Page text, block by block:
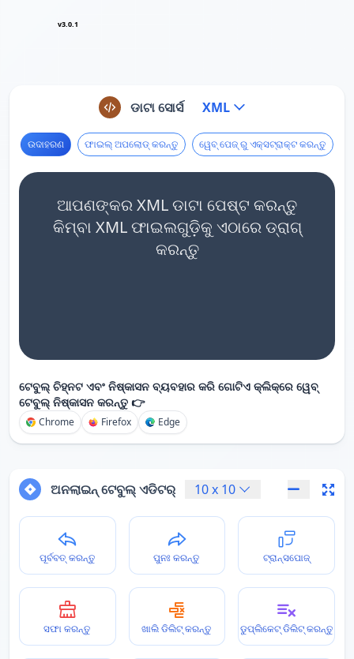
v3.0.1
ଡାଟା ସୋର୍ସ XML
ଉଦାହରଣ ଫାଇଲ୍ ଅପଲୋଡ୍ କରନ୍ତୁ ୱେବ୍ ପେଜ୍ ରୁ ଏକ୍ସଟ୍ରାକ୍ଟ କରନ୍ତୁ
ଆପଣଙ୍କର XML ଡାଟା ପେଷ୍ଟ କରନ୍ତୁ
କିମ୍ବା XML ଫାଇଲଗୁଡ଼ିକୁ ଏଠାରେ ଡ୍ରାଗ୍
କରନ୍ତୁ
ଟେବୁଲ୍ ଚିହ୍ନଟ ଏବଂ ନିଷ୍କାସନ ବ୍ୟବହାର କରି ଗୋଟିଏ କ୍ଲିକ୍‌ରେ ୱେବ୍
ଟେବୁଲ୍ ନିଷ୍କାସନ କରନ୍ତୁ 👉
Chrome Firefox Edge
ଅନଲାଇନ୍ ଟେବୁଲ୍ ଏଡିଟର୍ 10x 10
ପୂର୍ବବତ୍ କରନ୍ତୁ ପୁନଃ କରନ୍ତୁ ଟ୍ରାନ୍ସପୋଜ୍
ସଫା କରନ୍ତୁ ଖାଲି ଡିଲିଟ୍ କରନ୍ତୁ ଡୁପ୍ଲିକେଟ୍ ଡିଲିଟ୍ କରନ୍ତୁ